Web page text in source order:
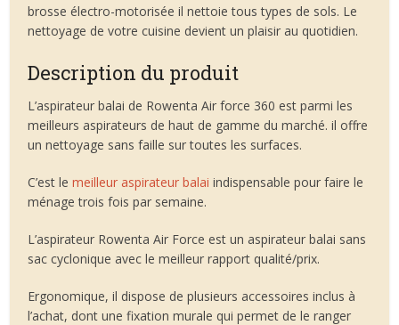
brosse électro-motorisée il nettoie tous types de sols. Le
nettoyage de votre cuisine devient un plaisir au quotidien.
Description du produit
L’aspirateur balai de Rowenta Air force 360 est parmi les
meilleurs aspirateurs de haut de gamme du marché. il offre
un nettoyage sans faille sur toutes les surfaces.
C’est lemeilleur aspirateur balai indispensable pour faire le
ménage trois fois par semaine.
L’aspirateur Rowenta Air Force est un aspirateur balai sans
sac cyclonique avec le meilleur rapport qualité/prix.
Ergonomique, il dispose de plusieurs accessoires inclus à
l’achat, dont une fixation murale qui permet de le ranger